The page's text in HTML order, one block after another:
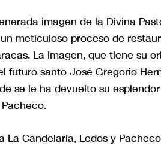
imagen de la Divina
meticuloso proceso de
La imagen, que tiene su
futuro santo José Gregorio
se le ha devuelto su
Candelaria, Ledos y